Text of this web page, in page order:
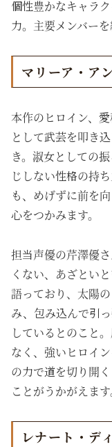
個性豊かなキャラ
力。主要メンバーを
マリーア・ア
本作のヒロイン、
として武芸を叩き
き。淑女としての
じしない性格の持
も、めげずに前を
心をつかみます。
担当声優の芹澤優
くない、あざとい
語っており、太陽
み、包み込んで引
しているとのこと
なく、強いヒロイ
の力で道を切り開
ことがうかがえます
レナート・デ